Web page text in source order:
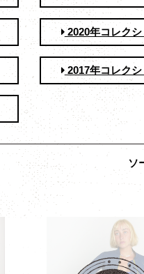
2020年コレクシ
2017年コレクシ
ソ